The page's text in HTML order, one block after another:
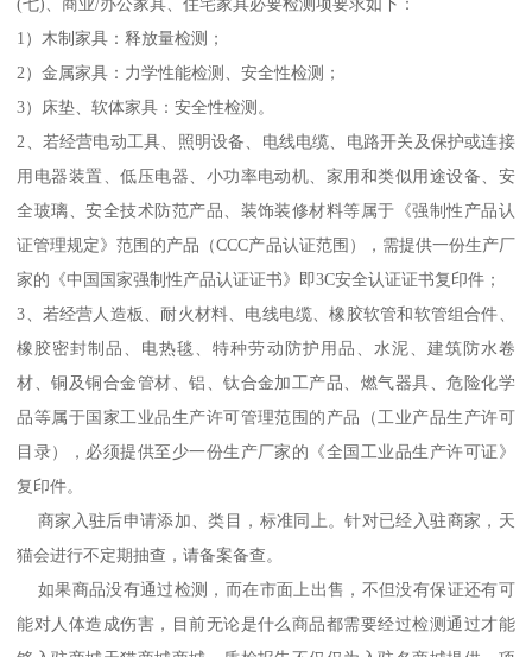
(七)、商业/办公家具、住宅家具必要检测项要求如下：
1）木制家具：释放量检测；
2）金属家具：力学性能检测、安全性检测；
3）床垫、软体家具：安全性检测。
2、若经营电动工具、照明设备、电线电缆、电路开关及保护或连接
用电器装置、低压电器、小功率电动机、家用和类似用途设备、安
全玻璃、安全技术防范产品、装饰装修材料等属于《强制性产品认
证管理规定》范围的产品（CCC产品认证范围），需提供一份生产厂
家的《中国国家强制性产品认证证书》即3C安全认证证书复印件；
3、若经营人造板、耐火材料、电线电缆、橡胶软管和软管组合件、
橡胶密封制品、电热毯、特种劳动防护用品、水泥、建筑防水卷
材、铜及铜合金管材、铝、钛合金加工产品、燃气器具、危险化学
品等属于国家工业品生产许可管理范围的产品（工业产品生产许可
目录），必须提供至少一份生产厂家的《全国工业品生产许可证》
复印件。
商家入驻后申请添加、类目，标准同上。针对已经入驻商家，天
猫会进行不定期抽查，请备案备查。
如果商品没有通过检测，而在市面上出售，不但没有保证还有可
能对人体造成伤害，目前无论是什么商品都需要经过检测通过才能